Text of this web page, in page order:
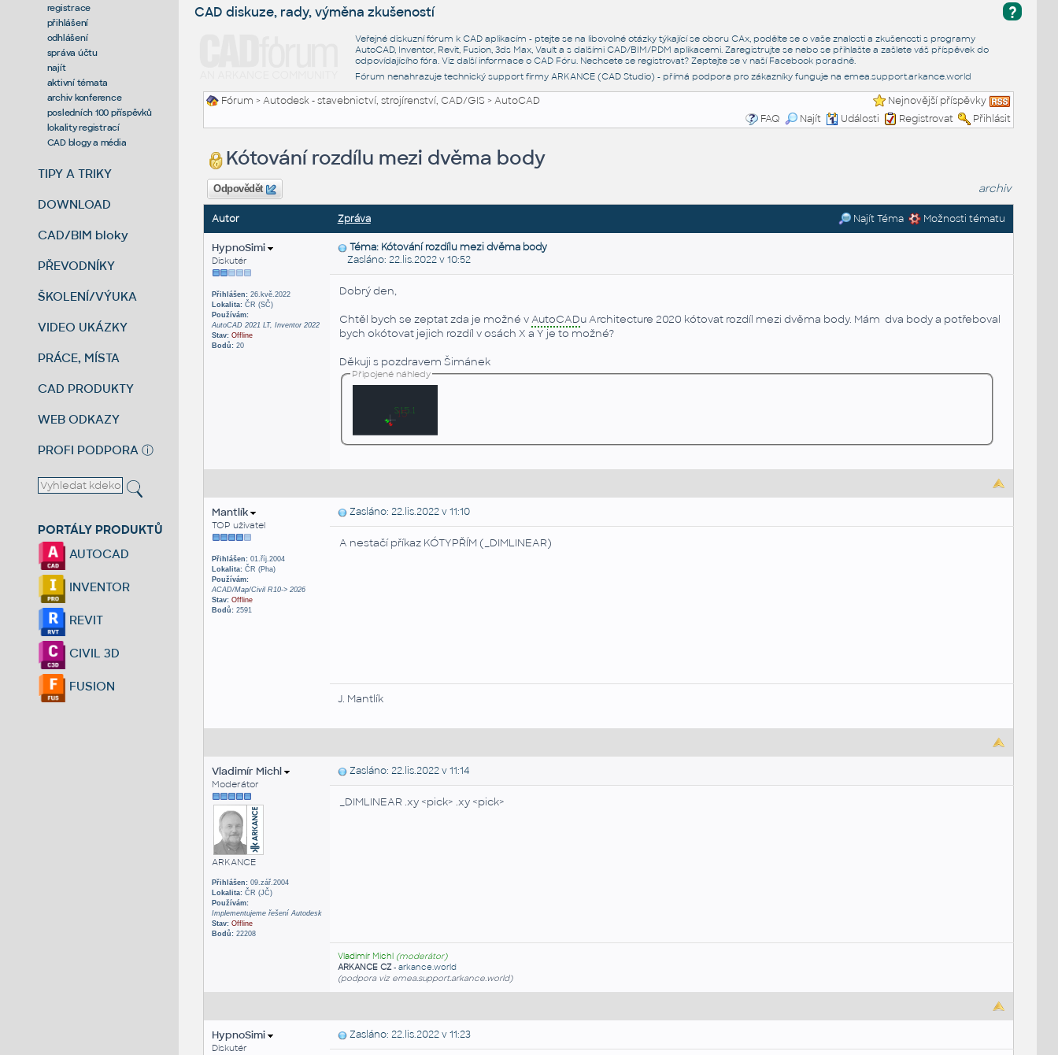
registrace
přihlášení
odhlášení
správa účtu
najít
aktivní témata
archiv konference
posledních 100 příspěvků
lokality registrací
CAD blogy a média
TIPY A TRIKY
DOWNLOAD
CAD/BIM bloky
PŘEVODNÍKY
ŠKOLENÍ/VÝUKA
VIDEO UKÁZKY
PRÁCE, MÍSTA
CAD PRODUKTY
WEB ODKAZY
PROFI PODPORA ⓘ
PORTÁLY PRODUKTŮ
AUTOCAD
INVENTOR
REVIT
CIVIL 3D
FUSION
?
CAD diskuze, rady, výměna zkušeností
Veřejné diskuzní fórum k CAD aplikacím - ptejte se na libovolné otázky týkající se oboru CAx, podělte se o vaše znalosti a zkušenosti s programy
AutoCAD, Inventor, Revit, Fusion, 3ds Max, Vault a s dalšími CAD/BIM/PDM aplikacemi. Zaregistrujte se nebo se přihlašte a zašlete váš příspěvek do
odpovídajícího fóra. Viz další informace o CAD Fóru. Nechcete se registrovat? Zeptejte se v naší Facebook poradně.
Fórum nenahrazuje technický support firmy ARKANCE (CAD Studio) - přímá podpora pro zákazníky funguje na emea.support.arkance.world
Fórum >Autodesk - stavebnictví, strojírenství, CAD/GIS>AutoCAD
Nejnovější příspěvky
FAQ
Najít Události Registrovat Přihlásit
Kótování rozdílu mezi dvěma body
Odpovědět archiv
Autor Zpráva Najít Téma Možnosti tématu
HypnoSimi
Diskutér
Přihlášen:26.kvě.2022
Lokalita:ČR (SČ)
Používám:
AutoCAD 2021 LT, Inventor 2022
Stav: Offline
Bodů:20
Téma: Kótování rozdílu mezi dvěma body
Zasláno: 22.lis.2022 v 10:52
Dobrý den,
Chtěl bych se zeptat zda je možné vAutoCADu Architecture 2020 kótovat rozdíl mezi dvěma body. Mám dva body a potřeboval
bych okótovat jejich rozdíl v osách X a Y je to možné?
Děkuji s pozdravem Šimánek
Připojené náhledy
Mantlík
TOP uživatel
Přihlášen:01.říj.2004
Lokalita:ČR (Pha)
Používám:
ACAD/Map/Civil R10-> 2026
Stav: Offline
Bodů:2591
Zasláno: 22.lis.2022 v 11:10
A nestačí příkaz KÓTYPŘÍM (_DIMLINEAR)
J. Mantlík
Vladimír Michl
Moderátor
ARKANCE
Přihlášen:09.zář.2004
Lokalita:ČR (JČ)
Používám:
Implementujeme řešení Autodesk
Stav: Offline
Bodů:22208
Zasláno: 22.lis.2022 v 11:14
_DIMLINEAR .xy <pick> .xy <pick>
Vladimír Michl (moderátor)
ARKANCE CZ- arkance.world
(podpora viz emea.support.arkance.world)
HypnoSimi
Diskutér
Zasláno: 22.lis.2022 v 11:23